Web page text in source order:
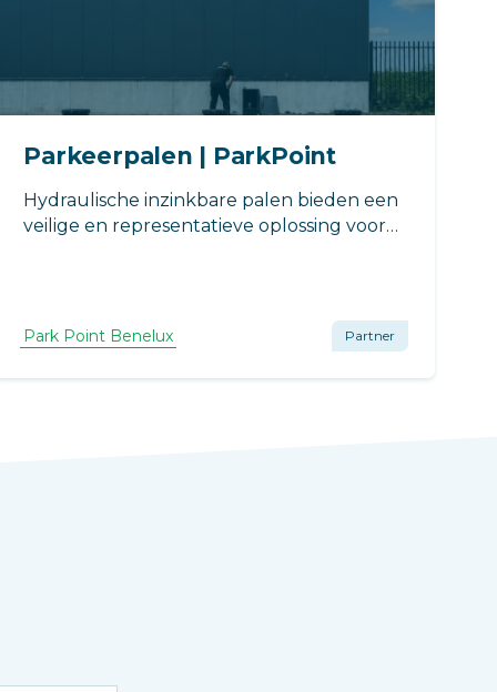
Parkeerpalen | ParkPoint
Hydraulische inzinkbare palen bieden een
veilige en representatieve oplossing voor
of kentekenherkenning.
Park Point Benelux Partner